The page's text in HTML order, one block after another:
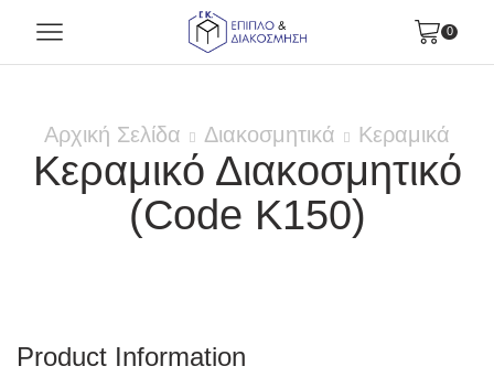
0
Αρχική Σελίδα Διακοσμητικά Κεραμικά
Κεραμικό Διακοσμητικό
(Code K150)
Product Information